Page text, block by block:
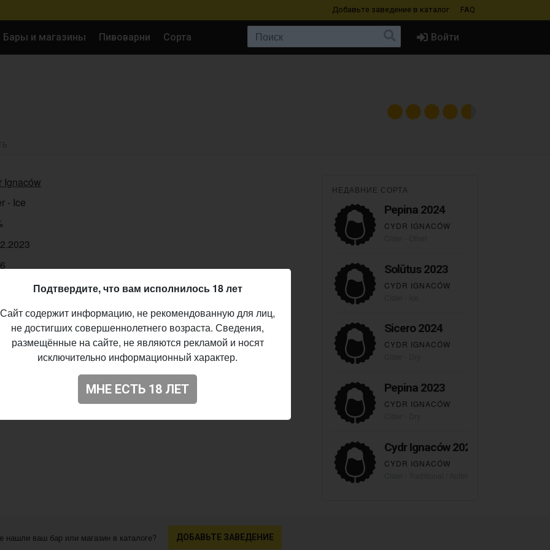
Добавьте заведение в каталог FAQ
Бары и магазины Пивоварни Сорта Войти
Ignaców
- Ice
НЕДАВНИЕ СОРТА
Pepina 2024
CYDR IGNACÓW
Solūtus 2023
CYDR IGNACÓW
Sicero 2024
CYDR IGNACÓW
Pepina 2023
CYDR IGNACÓW
Cydr Ignaców 2023
CYDR IGNACÓW
нашли ваш бар или магазин в каталоге? ДОБАВЬТЕ ЗАВЕДЕНИЕ
Подтвердите, что вам исполнилось 18 лет
Сайт содержит информацию, не рекомендованную для лиц,
не достигших совершеннолетнего возраста. Сведения,
размещённые на сайте, не являются рекламой и носят
исключительно информационный характер.
МНЕ ЕСТЬ 18 ЛЕТ